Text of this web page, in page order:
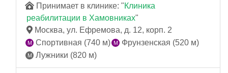
Принимает в клинике: "Клиника
реабилитации в Хамовниках"
Москва, ул. Ефремова, д. 12, корп. 2
Спортивная (740 м)
Фрунзенская (520 м)
Лужники (820 м)